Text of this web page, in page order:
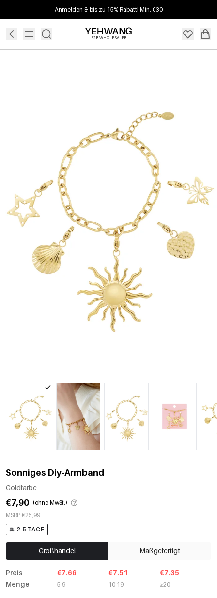
Anmelden & bis zu 15% Rabatt! Min. €30
B2B WHOLESALER
Sonniges Diy-Armband
Goldfarbe
€7,90 (ohne MwSt.)
MSRP €25,99
2-5 TAGE
Großhandel Maßgefertigt
Preis
Menge
€7.66
5-9
€7.51
10-19
€7.35
≥20